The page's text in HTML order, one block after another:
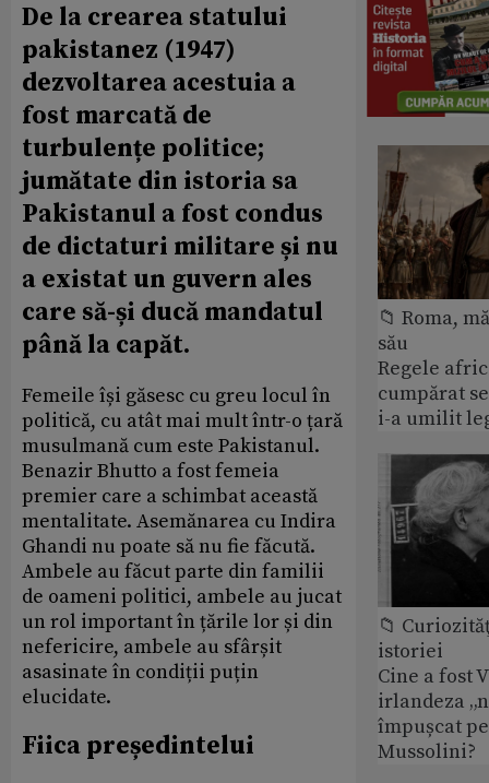
De la crearea statului
pakistanez (1947)
dezvoltarea acestuia a
fost marcată de
turbulențe politice;
jumătate din istoria sa
Pakistanul a fost condus
de dictaturi militare și nu
a existat un guvern ales
care să-și ducă mandatul
până la capăt.
Femeile își găsesc cu greu locul în
politică, cu atât mai mult într-o țară
musulmană cum este Pakistanul.
Benazir Bhutto a fost femeia
premier care a schimbat această
mentalitate. Asemănarea cu Indira
Ghandi nu poate să nu fie făcută.
Ambele au făcut parte din familii
de oameni politici, ambele au jucat
un rol important în țările lor și din
nefericire, ambele au sfârșit
asasinate în condiții puțin
elucidate.
Fiica președintelui
📁 Roma,
său
Regele
cumpărat
i-a umilit
📁
istoriei
Cine a fost
irlandeza
împușcat
Mussolini?